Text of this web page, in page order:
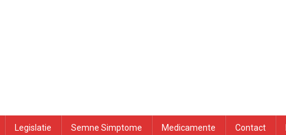
Legislatie Semne Simptome Medicamente Contact